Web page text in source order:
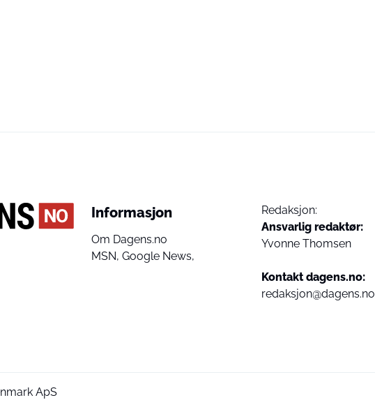
Informasjon
Om Dagens.no
MSN, Google News,
Redaksjon:
Ansvarlig redaktør:
Yvonne Thomsen
Kontakt dagens.no:
redaksjon@dagens.no
ApS